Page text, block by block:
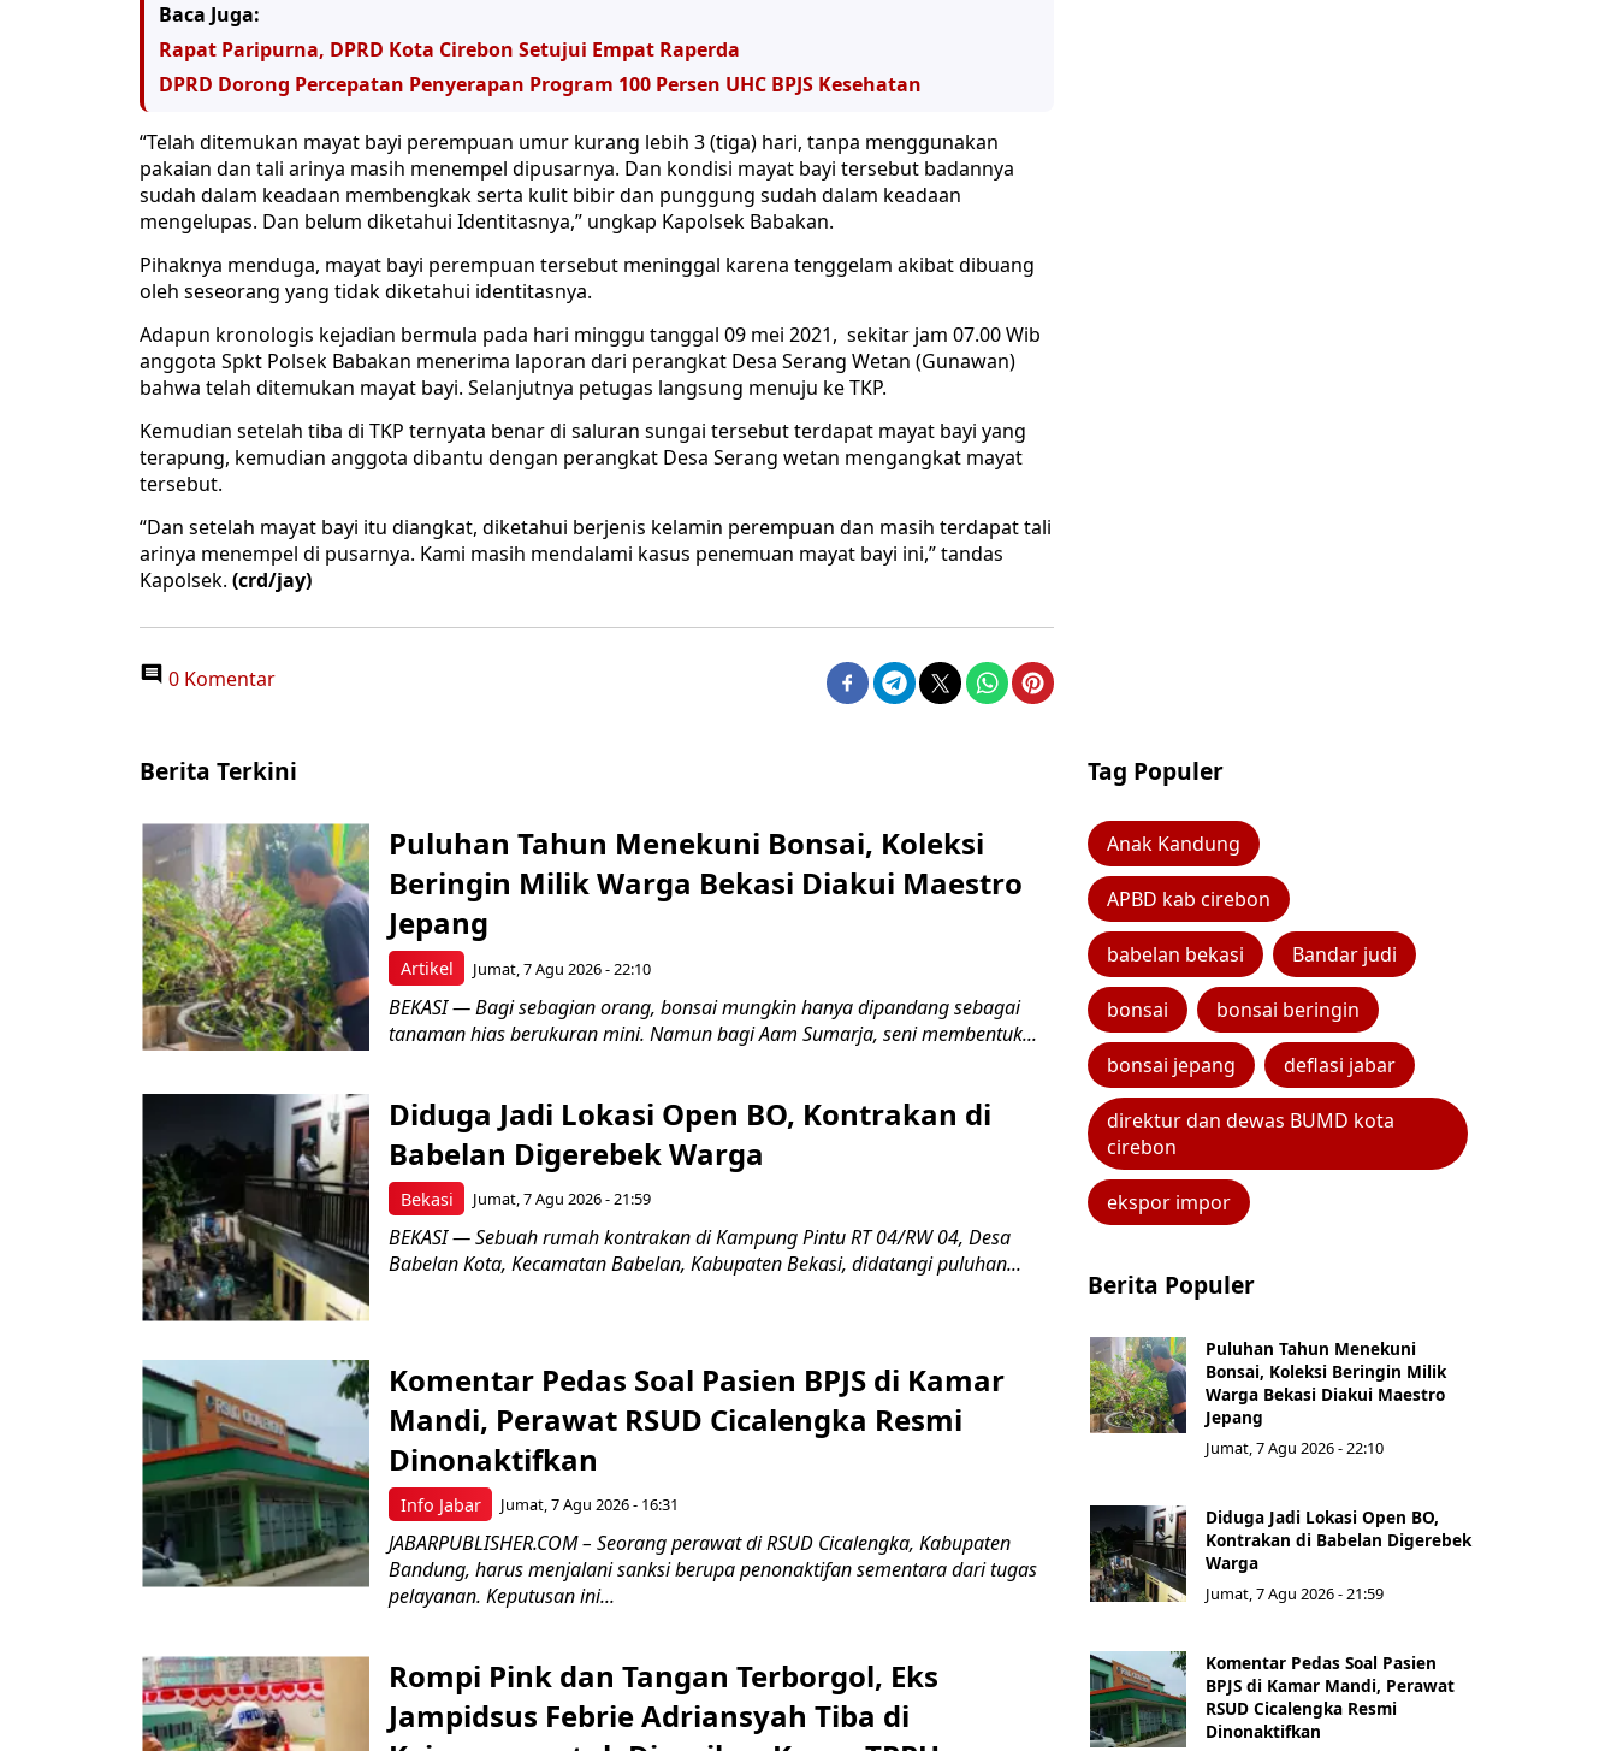
Baca Juga:
Rapat Paripurna, DPRD Kota Cirebon Setujui Empat Raperda
DPRD Dorong Percepatan Penyerapan Program 100 Persen UHC BPJS Kesehatan
“Telah ditemukan mayat bayi perempuan umur kurang lebih 3 (tiga) hari, tanpa menggunakan
pakaian dan tali arinya masih menempel dipusarnya. Dan kondisi mayat bayi tersebut badannya
sudah dalam keadaan membengkak serta kulit bibir dan punggung sudah dalam keadaan
mengelupas. Dan belum diketahui Identitasnya,” ungkap Kapolsek Babakan.
Pihaknya menduga, mayat bayi perempuan tersebut meninggal karena tenggelam akibat dibuang
oleh seseorang yang tidak diketahui identitasnya.
Adapun kronologis kejadian bermula pada hari minggu tanggal 09 mei 2021, sekitar jam 07.00 Wib
anggota Spkt Polsek Babakan menerima laporan dari perangkat Desa Serang Wetan (Gunawan)
bahwa telah ditemukan mayat bayi. Selanjutnya petugas langsung menuju ke TKP.
Kemudian setelah tiba di TKP ternyata benar di saluran sungai tersebut terdapat mayat bayi yang
terapung, kemudian anggota dibantu dengan perangkat Desa Serang wetan mengangkat mayat
tersebut.
“Dan setelah mayat bayi itu diangkat, diketahui berjenis kelamin perempuan dan masih terdapat tali
arinya menempel di pusarnya. Kami masih mendalami kasus penemuan mayat bayi ini,” tandas
Kapolsek. (crd/jay)
0 Komentar
Berita Terkini
Artikel
Puluhan Tahun Menekuni Bonsai, Koleksi
Beringin Milik Warga Bekasi Diakui Maestro
Jepang
Jumat, 7 Agu 2026 - 22:10
BEKASI — Bagi sebagian orang, bonsai mungkin hanya dipandang sebagai
tanaman hias berukuran mini. Namun bagi Aam Sumarja, seni membentuk...
Bekasi
Diduga Jadi Lokasi Open BO, Kontrakan di
Babelan Digerebek Warga
Jumat, 7 Agu 2026 - 21:59
BEKASI — Sebuah rumah kontrakan di Kampung Pintu RT 04/RW 04, Desa
Babelan Kota, Kecamatan Babelan, Kabupaten Bekasi, didatangi puluhan...
Info Jabar
Komentar Pedas Soal Pasien BPJS di Kamar
Mandi, Perawat RSUD Cicalengka Resmi
Dinonaktifkan
Jumat, 7 Agu 2026 - 16:31
JABARPUBLISHER.COM – Seorang perawat di RSUD Cicalengka, Kabupaten
Bandung, harus menjalani sanksi berupa penonaktifan sementara dari tugas
pelayanan. Keputusan ini...
Rompi Pink dan Tangan Terborgol, Eks
Jampidsus Febrie Adriansyah Tiba di
Tag Populer
Anak Kandung
APBD kab cirebon
babelan bekasi Bandar judi
bonsai bonsai beringin
bonsai jepang deflasi jabar
direktur dan dewas BUMD kota
cirebon
ekspor impor
Berita Populer
Puluhan Tahun Menekuni
Bonsai, Koleksi Beringin Milik
Warga Bekasi Diakui Maestro
Jepang
Jumat, 7 Agu 2026 - 22:10
Diduga Jadi Lokasi Open BO,
Kontrakan di Babelan Digerebek
Warga
Jumat, 7 Agu 2026 - 21:59
Komentar Pedas Soal Pasien
BPJS di Kamar Mandi, Perawat
RSUD Cicalengka Resmi
Dinonaktifkan